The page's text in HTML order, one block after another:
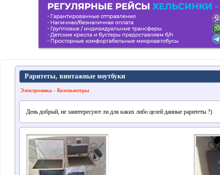
Раритеты, винтажные ноутбуки
Электроника - Компьютеры
День добрый, не заинтересуют ли для каких либо целей данные раритеты ?)